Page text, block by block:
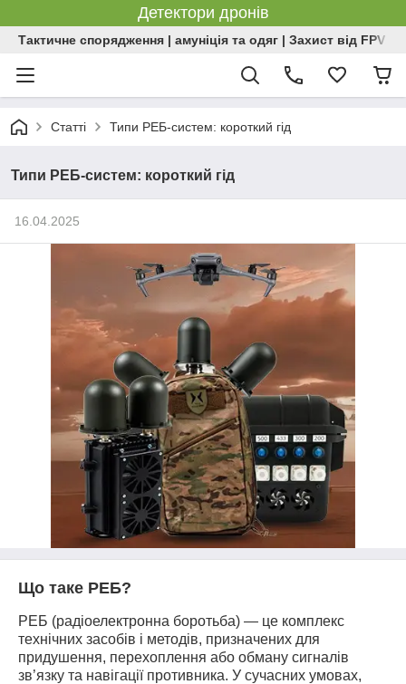
Детектори дронів
Тактичне спорядження | амуніція та одяг | Захист від FPV |
Статті Типи РЕБ-систем: короткий гід
Типи РЕБ-систем: короткий гід
16.04.2025
Що таке РЕБ?
РЕБ (радіоелектронна боротьба) — це комплекс
технічних засобів і методів, призначених для
придушення, перехоплення або обману сигналів
зв’язку та навігації противника. У сучасних умовах,